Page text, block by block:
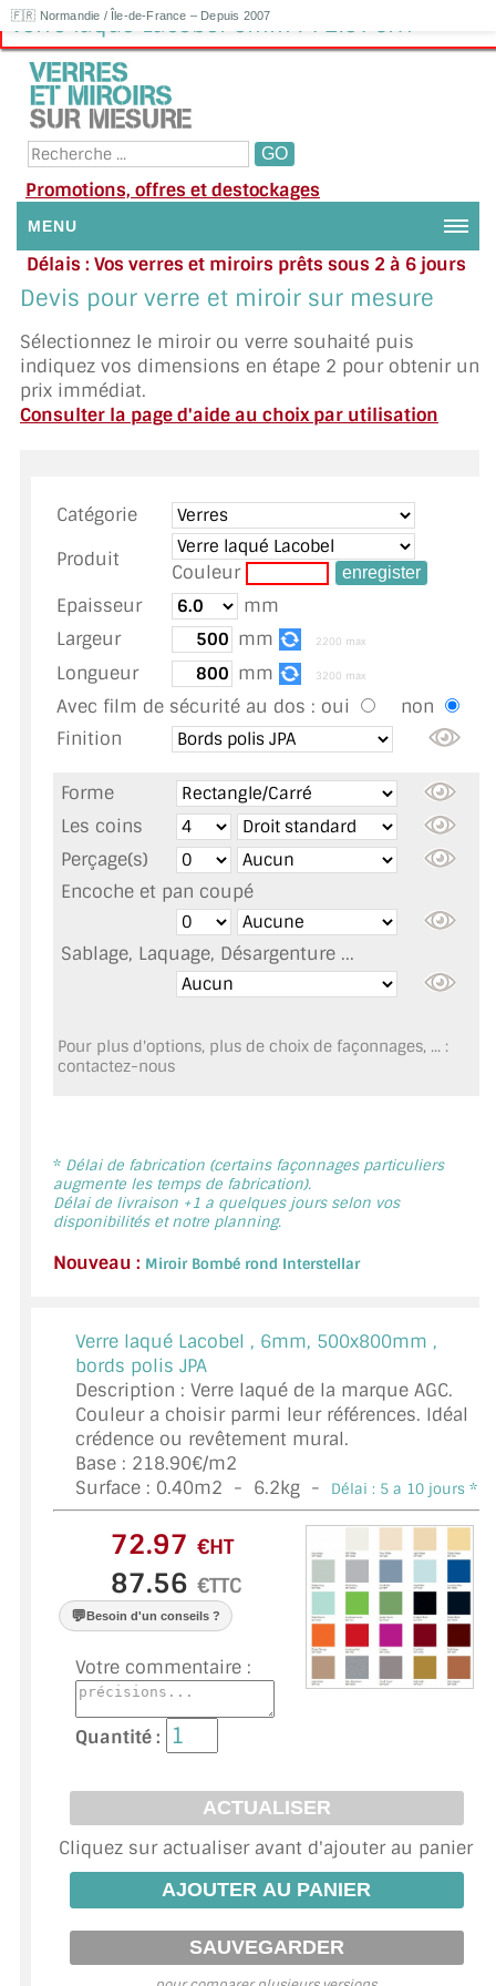
🇫🇷 Normandie / Île-de-France – Depuis 2007
Verre laqué Lacobel 6mm : 72.97€HT
Promotions, offres et destockages
MENU
NOUS CONTACTER
DEMANDE DE DEVIS
SUIVI DE DEVIS
TOUS LES TARIFS AU M2
GUIDE : CHOIX PAR UTILISATION
INSPIRATIONS ET NOUVEAUTÉS
AMBIANCE LAITON BROSSÉ
MIROIRS VIEILLIS AMBIANCE BRASSERIE
MIROIR DÉCORATIF DE COULEUR
LOTS DE MIROIRS EN MOZAÏQUE
MIROIR POUR PORTE
MIROIR PAROI DE DOUCHE
MIROIR POUR SALLE DE DANSE
MIROIR ENCADRÉ
MIROIR TV
VERRE EXTRACLAIR
VERRE TREMPÉ (SÉCURIT)
PAROI DE DOUCHE
VERRE FEUILLETÉ
VERRE ANTI-REFLET
VERRE LAQUÉ/CRÉDENCE
DALLE DE SOL EN VERRE
PORTE EN VERRE
GARDE CORPS EN VERRE
VERRIÈRE TYPE ATELIER
VERRES TEXTURÉS
PLEXIGLAS PMMA
Délais : Vos verres et miroirs prêts sous 2 à 6 jours
en moyenne
Besoin d'aide ?
Appelez ou envoyez un SMS au 06 79 92 33 38
Devis pour verre et miroir sur mesure
Sélectionnez le miroir ou verre souhaité puis
indiquez vos dimensions en étape 2 pour obtenir un
prix immédiat.
Consulter la page d'aide au choix par utilisation
Catégorie
Produit
Couleur
Epaisseur
mm
Largeur
mm 2200 max
Longueur mm 3200 max
Avec film de sécurité au dos : oui
non
Finition
Forme
Les coins
Perçage(s)
Encoche et pan coupé
Sablage, Laquage, Désargenture ...
Pour plus d'options, plus de choix de façonnages, ... :
contactez-nous
* Délai de fabrication (certains façonnages particuliers
augmente les temps de fabrication).
Délai de livraison +1 a quelques jours selon vos
disponibilités et notre planning.
Nouveau : Miroir Bombé rond Interstellar
Verre laqué Lacobel , 6mm, 500x800mm ,
bords polis JPA
Description : Verre laqué de la marque AGC.
Couleur a choisir parmi leur références. Idéal
crédence ou revêtement mural.
Base : 218.90€/m2
Surface : 0.40m2 - 6.2kg - Délai : 5 a 10 jours *
€HT
€TTC
💬Besoin d'un conseils ?
Votre commentaire :
Quantité :
Cliquez sur actualiser avant d'ajouter au panier